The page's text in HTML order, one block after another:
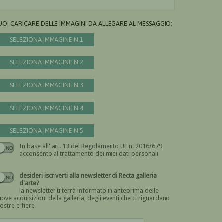
CARICARE DELLE IMMAGINI DA ALLEGARE AL MESSAGGIO:
SELEZIONA IMMAGINE N.1
SELEZIONA IMMAGINE N.2
SELEZIONA IMMAGINE N.3
SELEZIONA IMMAGINE N.4
SELEZIONA IMMAGINE N.5
In base all' art. 13 del Regolamento UE n. 2016/679
acconsento al trattamento dei miei dati personali
Devi dare il consenso
desideri iscriverti alla newsletter di Recta galleria
d'arte?
la newsletter ti terrà informato in anteprima delle
acquisizioni della galleria, degli eventi che ci riguardano
e fiere